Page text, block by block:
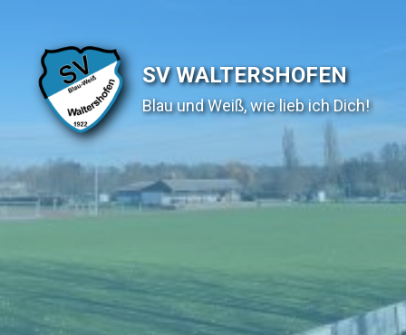
SV WALTERSHOFEN
Blau und Weiß, wie lieb ich Dich!